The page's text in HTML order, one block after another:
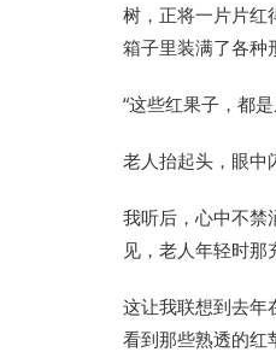
树，正将一片片红
箱子里装满了各种
“这些红果子，都
老人抬起头，眼中
我听后，心中不禁
见，老人年轻时那
这让我联想到去年
看到那些熟透的红